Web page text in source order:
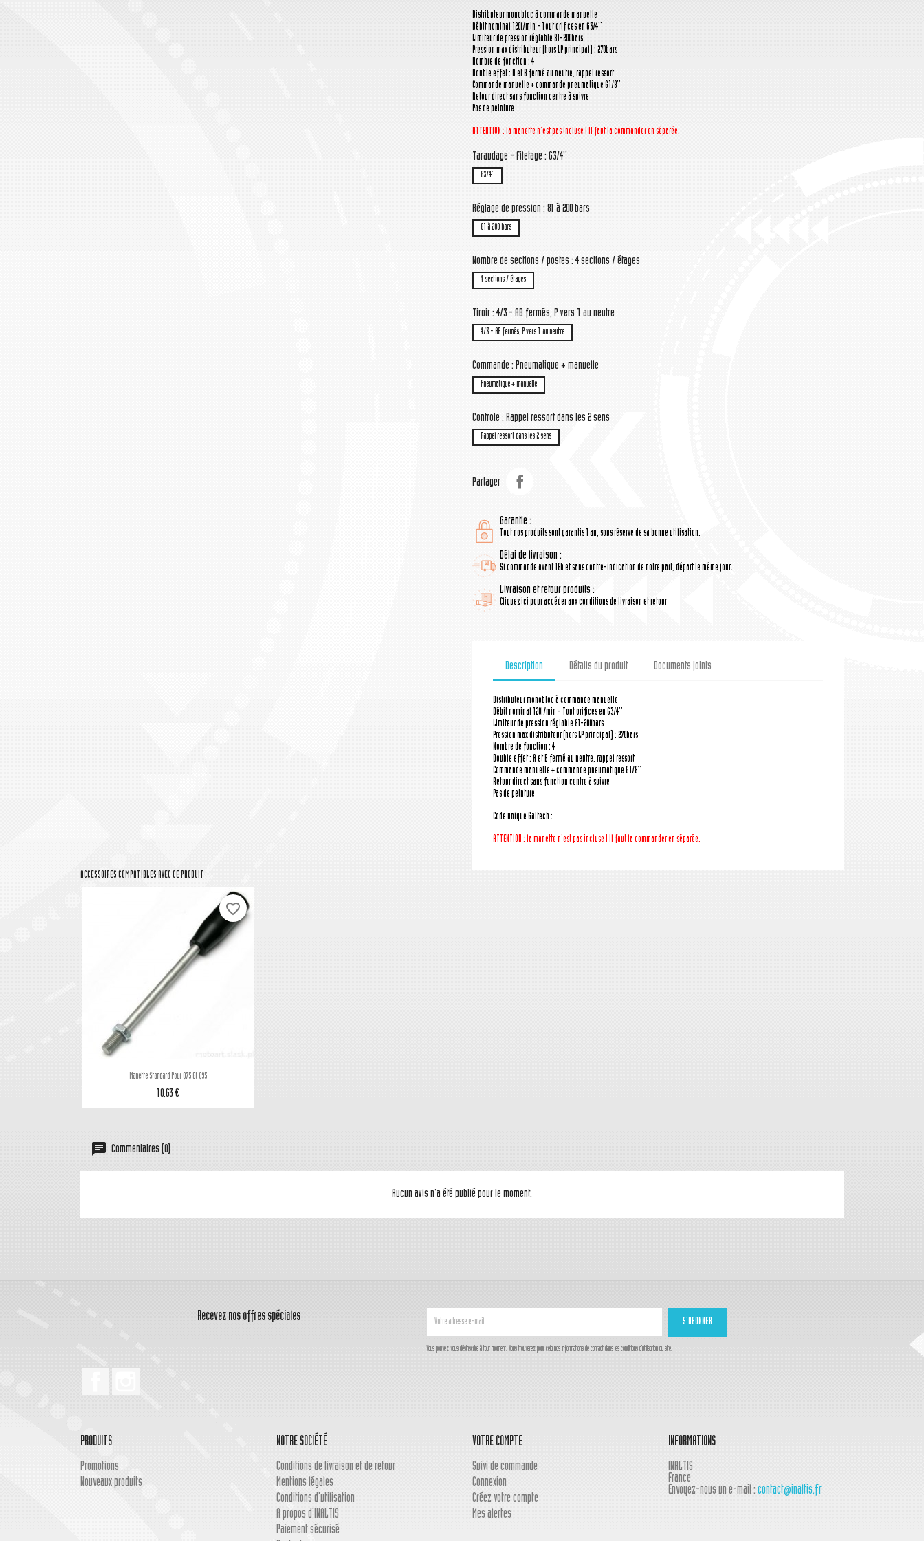
Distributeur monobloc à commande manuelle
Débit nominal 120l/min - Tout orifices en G3/4''
Limiteur de pression réglable 81-200bars
Pression max distributeur (hors LP principal) : 270bars
Nombre de fonction : 4
Double effet : A et B fermé au neutre, rappel ressort
Commande manuelle + commande pneumatique G1/8''
Retour direct sans fonction centre à suivre
Pas de peinture
ATTENTION : la manette n'est pas incluse ! Il faut la commander en séparée.
Taraudage - Filetage : G3/4''
G3/4''
Réglage de pression : 81 à 200 bars
81 à 200 bars
Nombre de sections / postes : 4 sections / étages
4 sections / étages
Tiroir : 4/3 - AB fermés, P vers T au neutre
4/3 - AB fermés, P vers T au neutre
Commande : Pneumatique + manuelle
Pneumatique + manuelle
Controle : Rappel ressort dans les 2 sens
Rappel ressort dans les 2 sens
Partager
Garantie :
Tout nos produits sont garantis 1 an, sous réserve de sa bonne utilisation.
Délai de livraison :
Si commande avant 16h et sans contre-indication de notre part, départ le même jour.
Livraison et retour produits :
Cliquez ici pour accéder aux conditions de livraison et retour
Description Détails du produit Documents joints
Distributeur monobloc à commande manuelle
Débit nominal 120l/min - Tout orifices en G3/4''
Limiteur de pression réglable 81-200bars
Pression max distributeur (hors LP principal) : 270bars
Nombre de fonction : 4
Double effet : A et B fermé au neutre, rappel ressort
Commande manuelle + commande pneumatique G1/8''
Retour direct sans fonction centre à suivre
Pas de peinture
Code unique Galtech :
ATTENTION : la manette n'est pas incluse ! Il faut la commander en séparée.
ACCESSOIRES COMPATIBLES AVEC CE PRODUIT
Aperçu rapide
Manette Standard Pour Q75 Et Q95
10,63 €
favorite_border
Commentaires (0)
Aucun avis n'a été publié pour le moment.
Recevez nos offres spéciales
Vous pouvez vous désinscrire à tout moment. Vous trouverez pour cela nos informations de contact dans les conditions d'utilisation du site.
PRODUITS
Promotions
Nouveaux produits
NOTRE SOCIÉTÉ
Conditions de livraison et de retour
Mentions légales
Conditions d'utilisation
A propos d'INALTIS
Paiement sécurisé
VOTRE COMPTE
Suivi de commande
Connexion
Créez votre compte
Mes alertes
INFORMATIONS
INALTIS
France
Envoyez-nous un e-mail : contact@inaltis.fr